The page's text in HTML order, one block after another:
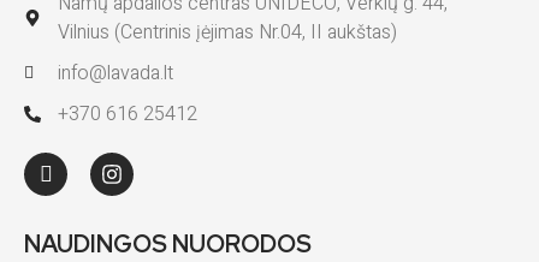
Vilnius (Centrinis įėjimas Nr.04, II aukštas)
info@lavada.lt
+370 616 25412
NAUDINGOS NUORODOS